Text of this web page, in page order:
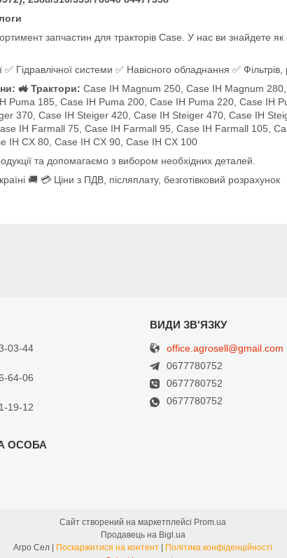
запчастин для тракторів Case. У нас ви знайдете як
Гідравлічної системи ✅ Навісного обладнання ✅
🚜 Трактори: Case IH Magnum 250, Case IH Magnum
Puma 185, Case IH Puma 200, Case IH Puma 220, Case IH
370, Case IH Steiger 420, Case IH Steiger 470, Case IH
IH Farmall 75, Case IH Farmall 95, Case IH Farmall 105,
IH CX 80, Case IH CX 90, Case IH CX 100
та допомагаємо з вибором необхідних деталей.
🚚 💳 Ціни з ПДВ, післяплату, безготівковий розрахунок
03-44
64-06
19-12
office.agrosell@gmail.com
0677780752
0677780752
0677780752
Сайт створений на маркетплейсі Prom.ua
Продавець на Bigl.ua
Агро Сел | Поскаржитися на контент | Політика конфіденційності